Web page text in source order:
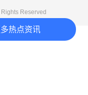
热点资讯
Reserved